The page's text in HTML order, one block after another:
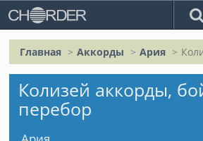
Главная Аккорды Ария
Колизей аккорды,
перебор